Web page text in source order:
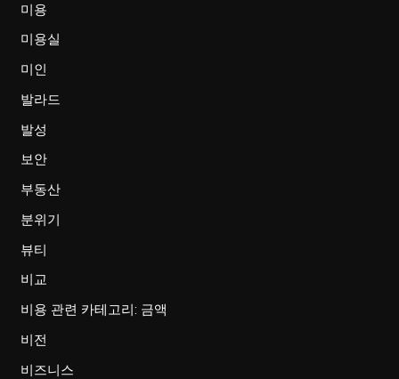
미용
미용실
미인
발라드
발성
보안
부동산
분위기
뷰티
비교
비용 관련 카테고리: 금액
비전
비즈니스